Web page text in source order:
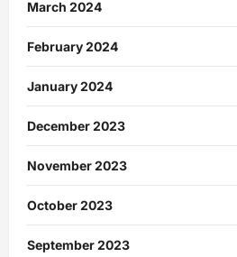
March 2024
February 2024
January 2024
December 2023
November 2023
October 2023
September 2023